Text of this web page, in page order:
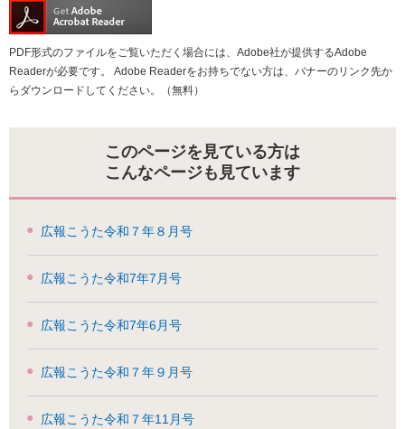
PDF形式のファイルをご覧いただく場合には、Adobe社が提供するAdobe
Readerが必要です。
Adobe Readerをお持ちでない方は、バナーのリンク先か
らダウンロードしてください。（無料）
このページを見ている方は
こんなページも見ています
広報こうた令和７年８月号
広報こうた令和7年7月号
広報こうた令和7年6月号
広報こうた令和７年９月号
広報こうた令和７年11月号